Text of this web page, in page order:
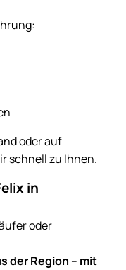
oder auf
schnell zu Ihnen.
in
oder
der Region – mit